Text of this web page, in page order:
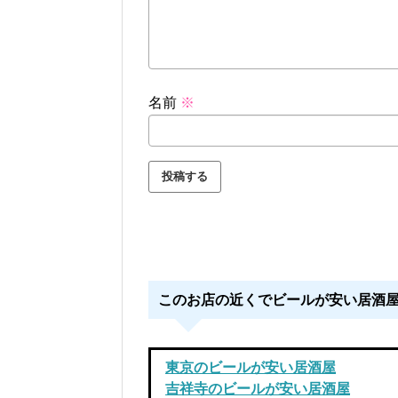
名前 ※
このお店の近くでビールが安い居酒
東京のビールが安い居酒屋
吉祥寺のビールが安い居酒屋